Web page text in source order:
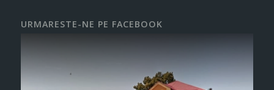
URMARESTE-NE PE FACEBOOK